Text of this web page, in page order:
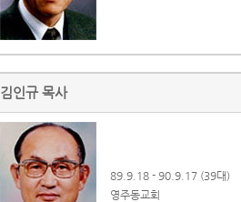
김인규 목사
89.9.18 - 90.9.17 (39대)
영주동교회